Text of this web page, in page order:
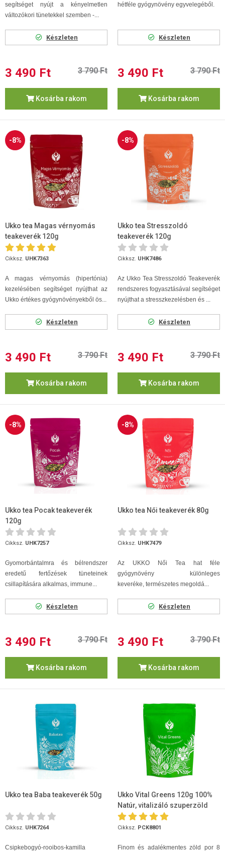
segítséget nyújt a kényelmetlen
változókori tünetekkel szemben -...
Készleten
3 490 Ft 3 790 Ft
Kosárba rakom
hétféle gyógynövény egyvelegéből.
Készleten
3 490 Ft 3 790 Ft
Kosárba rakom
-8%
Ukko tea Magas vérnyomás
teakeverék 120g
Cikksz. UHK7363
A magas vérnyomás (hipertónia)
kezelésében segítséget nyújthat az
Ukko értékes gyógynövényekből ös...
Készleten
3 490 Ft 3 790 Ft
Kosárba rakom
-8%
Ukko tea Stresszoldó
teakeverék 120g
Cikksz. UHK7486
Az Ukko Tea Stresszoldó Teakeverék
rendszeres fogyasztásával segítséget
nyújthat a stresszkezelésben és ...
Készleten
3 490 Ft 3 790 Ft
Kosárba rakom
-8%
Ukko tea Pocak teakeverék
120g
Cikksz. UHK7257
Gyomorbántalmra és bélrendszer
eredetű fertőzések tüneteinek
csillapítására alkalmas, immune...
Készleten
3 490 Ft 3 790 Ft
Kosárba rakom
-8%
Ukko tea Női teakeverék 80g
Cikksz. UHK7479
Az UKKO Női Tea hat féle
gyógynövény különleges
keveréke, természetes megoldá...
Készleten
3 490 Ft 3 790 Ft
Kosárba rakom
Ukko tea Baba teakeverék 50g
Cikksz. UHK7264
Csipkebogyó-rooibos-kamilla
Ukko Vital Greens 120g 100%
Natúr, vitalizáló szuperzöld
keverék
Cikksz. PCK8801
Finom és adalékmentes zöld por 8